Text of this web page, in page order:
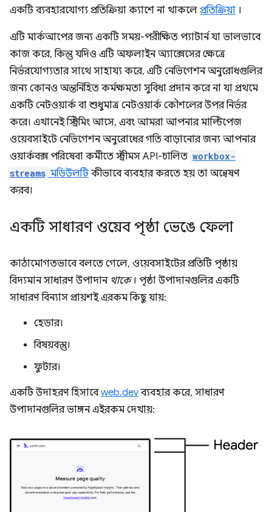
একটি ব্যবহারযোগ্য প্রতিক্রিয়া ক্যাশে না থাকলে প্রতিক্রিয়া ।
এটি মার্কআপের জন্য একটি সময়-পরীক্ষিত প্যাটার্ন যা ভালভাবে
কাজ করে, কিন্তু যদিও এটি অফলাইন অ্যাক্সেসের ক্ষেত্রে
নির্ভরযোগ্যতার সাথে সাহায্য করে, এটি নেভিগেশন অনুরোধগুলির
জন্য কোনও অন্তর্নিহিত কর্মক্ষমতা সুবিধা প্রদান করে না যা প্রথমে
একটি নেটওয়ার্ক বা শুধুমাত্র নেটওয়ার্ক কৌশলের উপর নির্ভর
করে। এখানেই স্ট্রিমিং আসে, এবং আমরা আপনার মাল্টিপেজ
ওয়েবসাইটে নেভিগেশন অনুরোধের গতি বাড়ানোর জন্য আপনার
ওয়ার্কবক্স পরিষেবা কর্মীতে স্ট্রীমস API-চালিত workbox-
streams মডিউলটিকীভাবে ব্যবহার করতে হয় তা অন্বেষণ
করব।
একটি সাধারণ ওয়েব পৃষ্ঠা ভেঙে ফেলা
কাঠামোগতভাবে বলতে গেলে, ওয়েবসাইটের প্রতিটি পৃষ্ঠায়
বিদ্যমান সাধারণ উপাদান থাকে। পৃষ্ঠা উপাদানগুলির একটি
সাধারণ বিন্যাস প্রায়শই এরকম কিছু যায়:
হেডার।
বিষয়বস্তু।
ফুটার।
একটি উদাহরণ হিসাবেweb.devব্যবহার করে, সাধারণ
উপাদানগুলির ভাঙ্গন এইরকম দেখায়: